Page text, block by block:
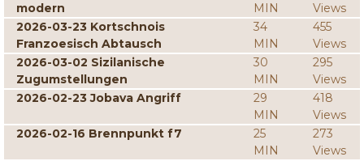
modern
MIN
Views
2026-03-23 Kortschnois
Franzoesisch Abtausch
34
MIN
455
Views
2026-03-02 Sizilanische
Zugumstellungen
30
MIN
295
Views
2026-02-23 Jobava Angriff
29
MIN
418
Views
2026-02-16 Brennpunkt f7
25
MIN
273
Views